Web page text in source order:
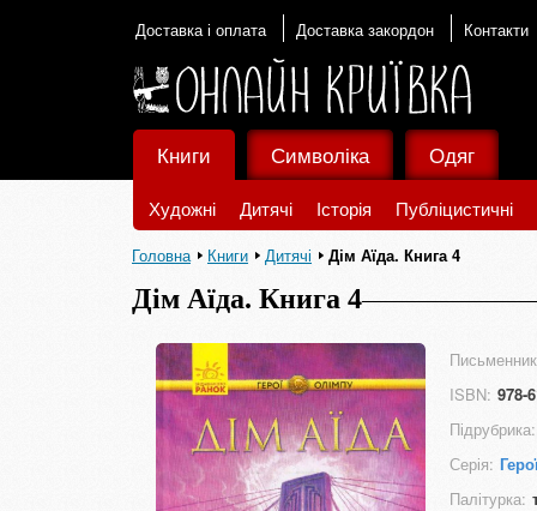
Доставка і оплата Доставка закордон Контакти
Книги
Художні Дитячі Історія Публіцистичні
Символіка Одяг
Головна Книги Дитячі Дім Аїда. Книга 4
Дім Аїда. Книга 4
ISBN: 978-
Підрубрика:
Серія:
Палітурка: